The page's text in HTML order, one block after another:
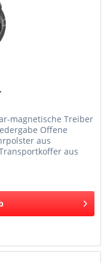
magnetische Treiber
Offene
aus
aus